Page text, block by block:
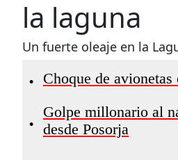
la laguna
Un fuerte oleaje en la
• Choque de
•
Golpe millonario al
desde Posorja